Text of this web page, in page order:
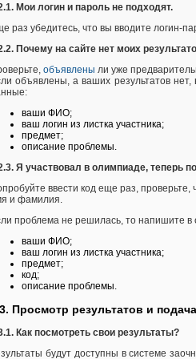
Мои логин и пароль не подходят.
раз убедитесь, что вы вводите логин-
Почему на сайте нет моих
объявлены ли уже
объявлены, а ваших результатов нет,
ваши ФИО;
ваш логин из листка участника;
предмет;
описание проблемы.
Я участвовал в олимпиаде, теперь
ввести код еще раз,
и фамилия.
проблема не решилась, то напишите в
ваши ФИО;
ваш логин из листка участника;
предмет;
код;
описание проблемы.
Просмотр результатов и
Как посмотреть свои результаты?
будут доступны в системе